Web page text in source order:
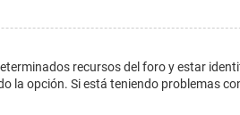
recursos del foro y estar
opción. Si está teniendo problemas